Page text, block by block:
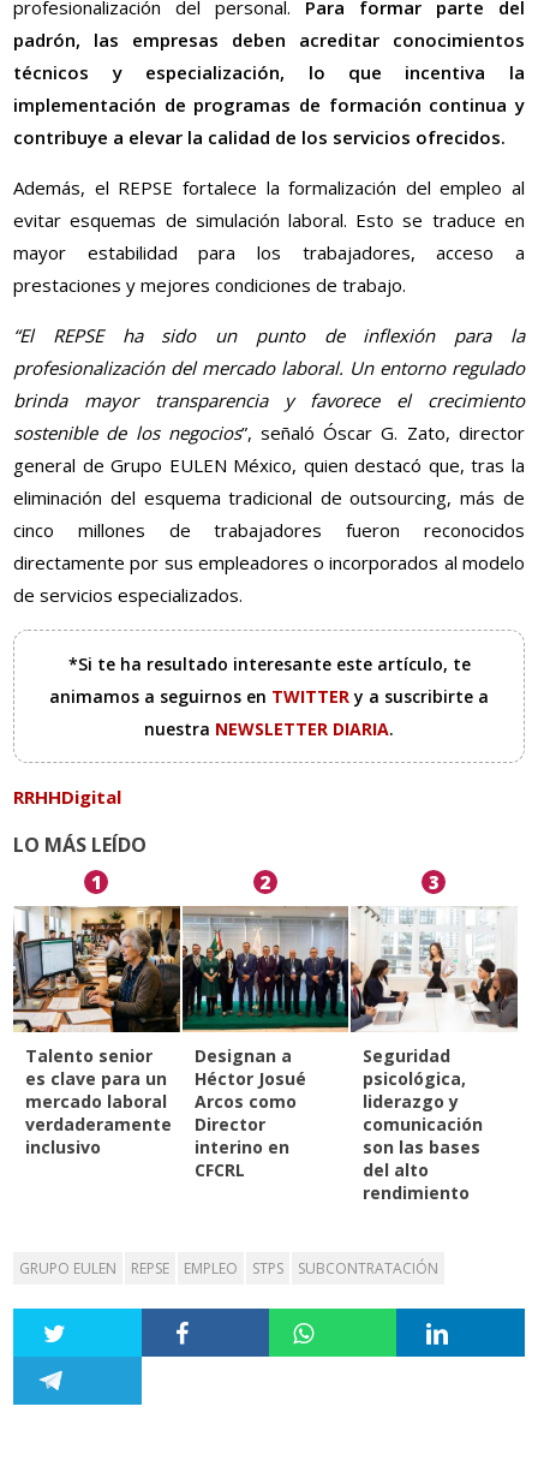
profesionalización del personal. Para formar parte del
padrón, las empresas deben acreditar conocimientos
técnicos y especialización, lo que incentiva la
implementación de programas de formación continua y
contribuye a elevar la calidad de los servicios ofrecidos.
Además, el REPSE fortalece la formalización del empleo al
evitar esquemas de simulación laboral. Esto se traduce en
mayor estabilidad para los trabajadores, acceso a
prestaciones y mejores condiciones de trabajo.
“El REPSE ha sido un punto de inflexión para la
profesionalización del mercado laboral. Un entorno regulado
brinda mayor transparencia y favorece el crecimiento
sostenible de los negocios”, señaló Óscar G. Zato, director
general de Grupo EULEN México, quien destacó que, tras la
eliminación del esquema tradicional de outsourcing, más de
cinco millones de trabajadores fueron reconocidos
directamente por sus empleadores o incorporados al modelo
de servicios especializados.
*Si te ha resultado interesante este artículo, te
animamos a seguirnos en TWITTERy a suscribirte a
nuestra NEWSLETTER DIARIA.
RRHHDigital
LO MÁS LEÍDO
1
Talento senior
es clave para un
mercado laboral
verdaderamente
inclusivo
2
Designan a
Héctor Josué
Arcos como
Director
interino en
CFCRL
3
Seguridad
psicológica,
liderazgo y
comunicación
son las bases
del alto
rendimiento
GRUPO EULEN REPSE EMPLEO STPS SUBCONTRATACIÓN